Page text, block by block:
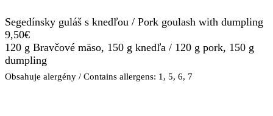
Segedínsky guláš s knedľou / Pork goulash with dumpling
9,50€
120 g Bravčové mäso, 150 g knedľa / 120 g pork, 150 g
dumpling
Obsahuje alergény / Contains allergens: 1, 5, 6, 7